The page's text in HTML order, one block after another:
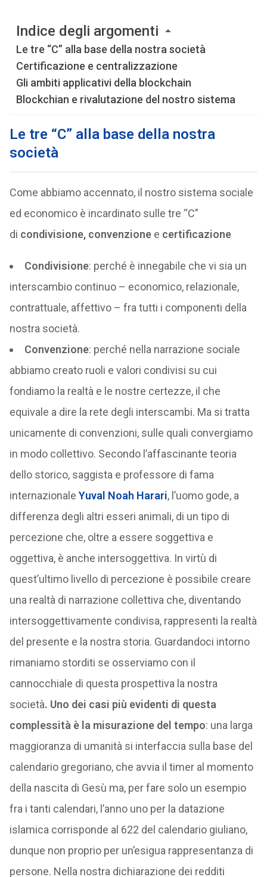
Indice degli argomenti
Le tre “C” alla base della nostra società
Certificazione e centralizzazione
Gli ambiti applicativi della blockchain
Blockchian e rivalutazione del nostro sistema
Le tre “C” alla base della nostra
società
Come abbiamo accennato, il nostro sistema sociale
ed economico è incardinato sulle tre “C”
di condivisione, convenzionee certificazione
Condivisione: perché è innegabile che vi sia un
interscambio continuo – economico, relazionale,
contrattuale, affettivo – fra tutti i componenti della
nostra società.
Convenzione: perché nella narrazione sociale
abbiamo creato ruoli e valori condivisi su cui
fondiamo la realtà e le nostre certezze, il che
equivale a dire la rete degli interscambi. Ma si tratta
unicamente di convenzioni, sulle quali convergiamo
in modo collettivo. Secondo l’affascinante teoria
dello storico, saggista e professore di fama
internazionale Yuval Noah Harari, l’uomo gode, a
differenza degli altri esseri animali, di un tipo di
percezione che, oltre a essere soggettiva e
oggettiva, è anche intersoggettiva. In virtù di
quest’ultimo livello di percezione è possibile creare
una realtà di narrazione collettiva che, diventando
intersoggettivamente condivisa, rappresenti la realtà
del presente e la nostra storia. Guardandoci intorno
rimaniamo storditi se osserviamo con il
cannocchiale di questa prospettiva la nostra
società. Uno dei casi più evidenti di questa
complessità è la misurazione del tempo: una larga
maggioranza di umanità si interfaccia sulla base del
calendario gregoriano, che avvia il timer al momento
della nascita di Gesù ma, per fare solo un esempio
fra i tanti calendari, l’anno uno per la datazione
islamica corrisponde al 622 del calendario giuliano,
dunque non proprio per un’esigua rappresentanza di
persone. Nella nostra dichiarazione dei redditi